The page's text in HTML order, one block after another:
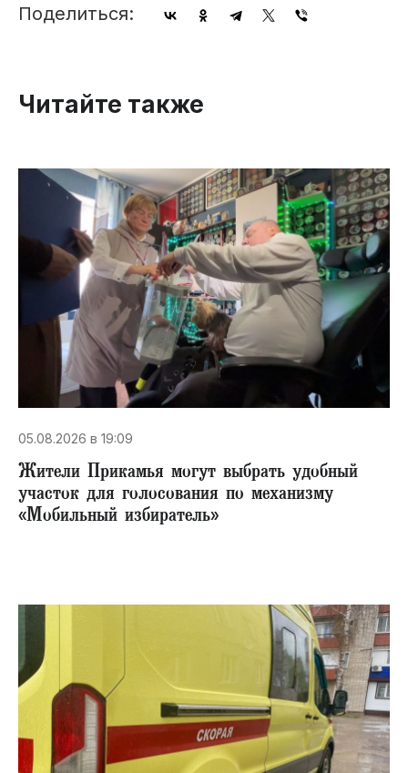
Поделиться:
Читайте также
05.08.2026 в 19:09
Жители Прикамья могут выбрать удобный
участок для голосования по механизму
«Мобильный избиратель»